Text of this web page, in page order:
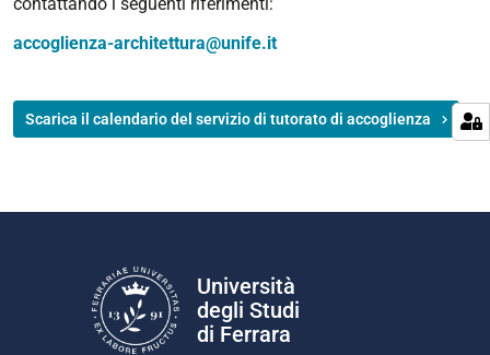
accoglienza-architettura@unife.it
Scarica il calendario del servizio di tutorato di accoglienza
Università
degli Studi
di Ferrara